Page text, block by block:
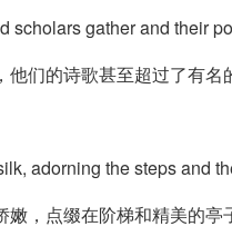
scholars gather and their
们的诗歌甚至超过了有名
adorning the steps and
，点缀在阶梯和精美的亭